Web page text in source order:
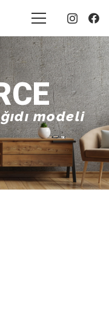
modeli